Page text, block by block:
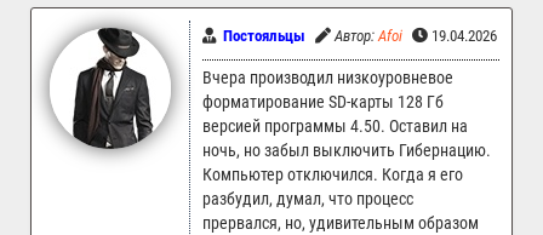
Постояльцы Автор: Afoi 19.04.2026 06:10
Вчера производил низкоуровневое
форматирование SD-карты 128 Гб
версией программы 4.50. Оставил на
ночь, но забыл выключить Гибернацию.
Компьютер отключился. Когда я его
разбудил, думал, что процесс
прервался, но, удивительным образом